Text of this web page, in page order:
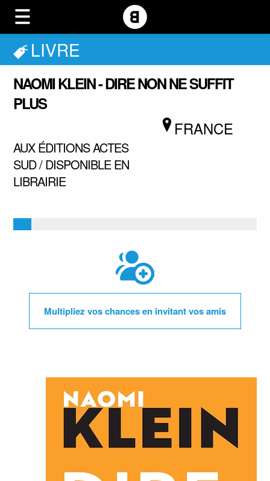
LIVRE
NAOMI KLEIN - DIRE NON NE SUFFIT
PLUS
FRANCE
AUX ÉDITIONS ACTES
SUD / DISPONIBLE EN
LIBRAIRIE
Multipliez vos chances en invitant vos amis